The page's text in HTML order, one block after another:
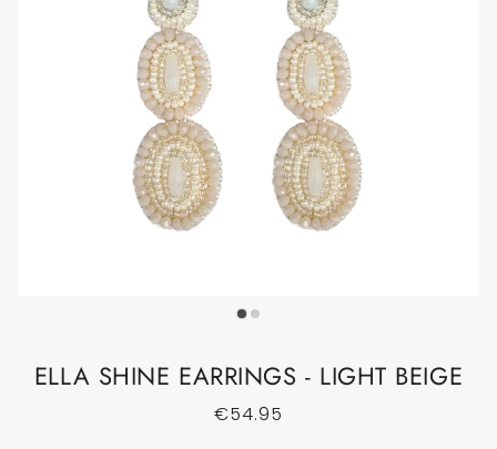
ELLA SHINE EARRINGS - LIGHT BEIGE
€54.95